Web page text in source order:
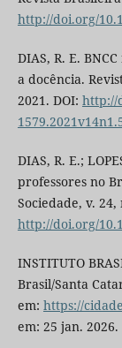
http://doi.org/
DIAS, R. E.
a docência.
2021. DOI: http://
DIAS, R. E.;
professores no
Sociedade, v. 24,
http://doi.org/
INSTITUTO
Brasil/Santa
em: https://
em: 25 jan. 2026.